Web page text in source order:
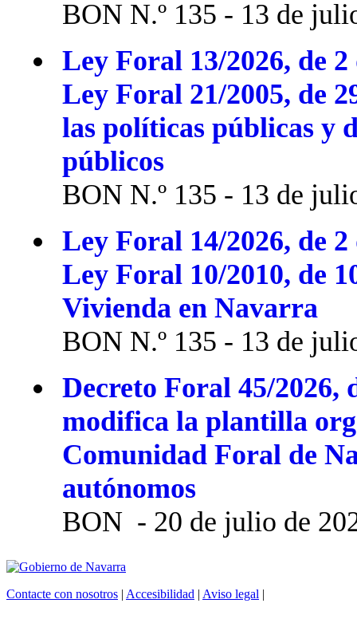
BON N.º 135 - 13 de
Ley Foral 13/2026, de
Ley Foral 21/2005, de
las políticas públicas y
públicos
BON N.º 135 - 13 de
Ley Foral 14/2026, de
Ley Foral 10/2010, de
Vivienda en Navarra
BON N.º 135 - 13 de
Decreto Foral 45/2026,
modifica la plantilla
Comunidad Foral de
autónomos
BON - 20 de julio de
Contacte con nosotros | Accesibilidad | Aviso legal |